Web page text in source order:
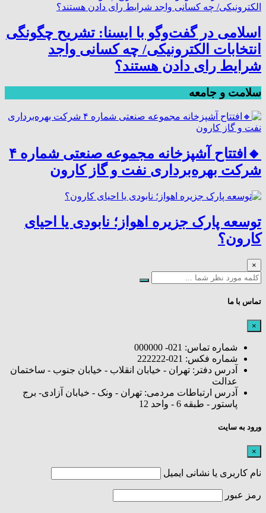
اسلامی در گفت‌وگو با ایسنا: تشریح چگونگی
انتخابات الکترونیکی/ چه کسانی واجد
شرایط رای دادن هستند؟
سلامت و جامعه
🔸افتتاح آشپزخانه مجموعه صنعتی شماره ۴
شرکت بهره‌برداری نفت و گاز کارون
توسعه پارک جزیره اهواز؛ نابودی یا احیای
کارون؟
×
تماس با ما
×
شماره تماس: 021- 000000
شماره فکس: 021-222222
آدرس دفتر: تهران - خیابان انقلاب - خیابان جنوب - ساختمان
عدالت
آدرس ارتباطات مردمی: تهران - ونک - خیابان آزادی- برج
پاستور - طبقه 6 - واحد 12
ورود به سایت
×
نام کاربری یا نشانی ایمیل
رمز عبور